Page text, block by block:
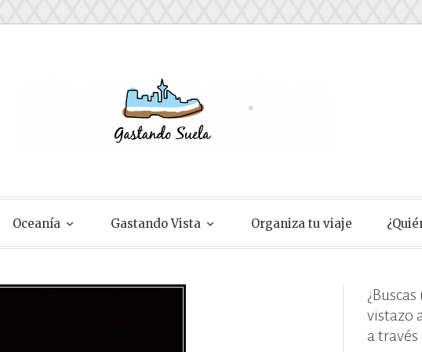
Oceanía Gastando Vista Organiza tu viaje
vistazo
a